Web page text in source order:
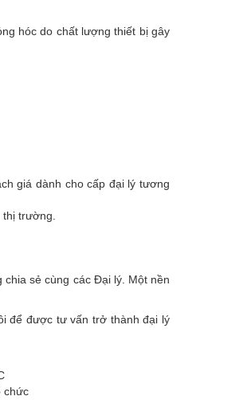
hóc do chất lượng thiết bị gây
giá dành cho cấp đại lý tương
thị trường.
sẻ cùng các Đại lý. Một nền
để được tư vấn trở thành đại lý
chức